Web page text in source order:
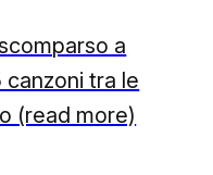
a
canzoni tra le
(read more)